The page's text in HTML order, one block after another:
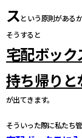
スという原則があるか
そうすると
宅配ボッ
持ち帰り
が出てきます。
そういった際に私たち